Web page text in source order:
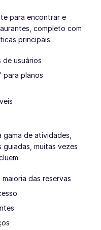
para encontrar e
completo com
principais:
usuários
para planos
gama de atividades,
guiadas, muitas vezes
das reservas